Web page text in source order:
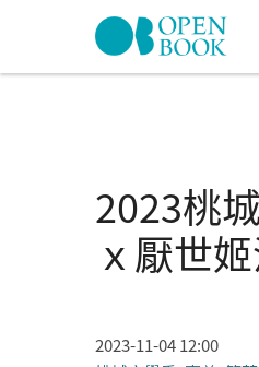
Skip to navigation
2023桃
ｘ厭世
2023-11-04 12:00